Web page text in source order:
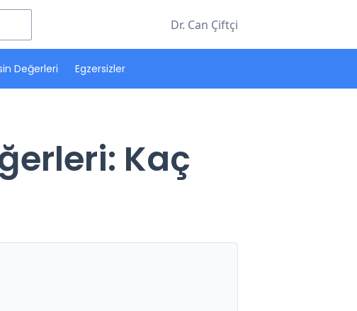
Dr. Can Çiftçi
Değerleri Egzersizler
Kaç